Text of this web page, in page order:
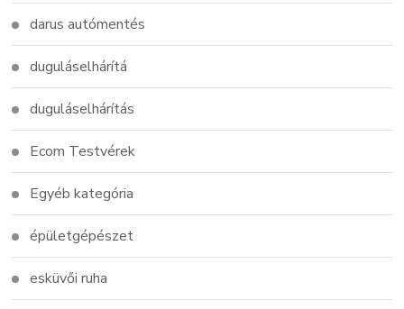
darus autómentés
duguláselhárítá
duguláselhárítás
Ecom Testvérek
Egyéb kategória
épületgépészet
esküvői ruha